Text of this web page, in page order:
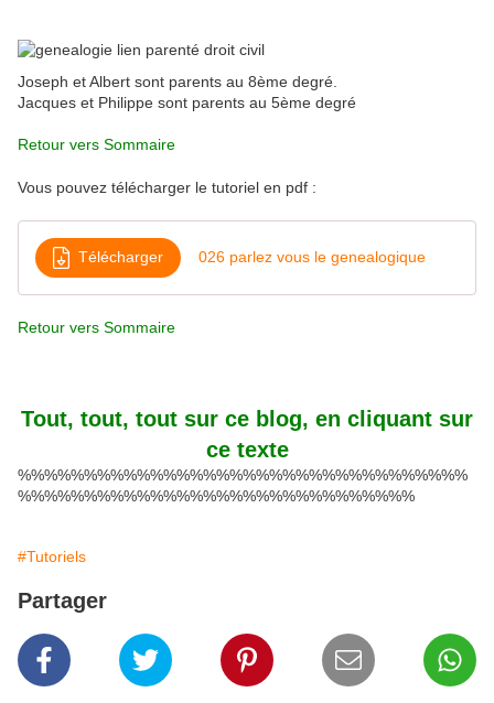
Joseph et Albert sont parents au 8ème degré.
Jacques et Philippe sont parents au 5ème degré
Retour vers Sommaire
Vous pouvez télécharger le tutoriel en pdf :
Télécharger 026 parlez vous le genealogique
Retour vers Sommaire
Tout, tout, tout sur ce blog, en cliquant sur
ce texte
%%%%%%%%%%%%%%%%%%%%%%%%%%%%%%%%%%
%%%%%%%%%%%%%%%%%%%%%%%%%%%%%%
#Tutoriels
Partager